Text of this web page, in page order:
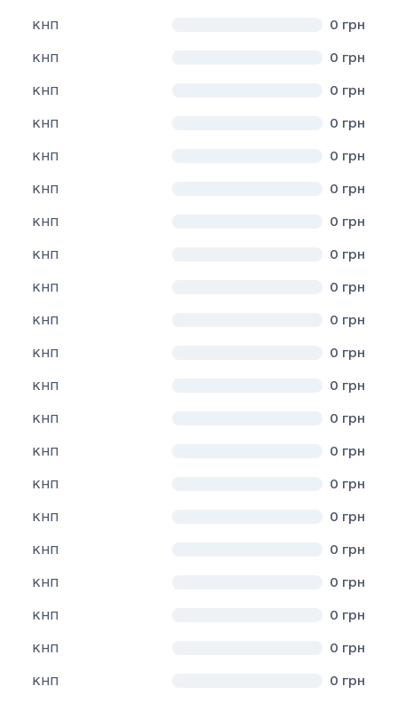
КНП 0 грн
КНП 0 грн
КНП 0 грн
КНП 0 грн
КНП 0 грн
КНП 0 грн
КНП 0 грн
КНП 0 грн
КНП 0 грн
КНП 0 грн
КНП 0 грн
КНП 0 грн
КНП 0 грн
КНП 0 грн
КНП 0 грн
КНП 0 грн
КНП 0 грн
КНП 0 грн
КНП 0 грн
КНП 0 грн
КНП 0 грн